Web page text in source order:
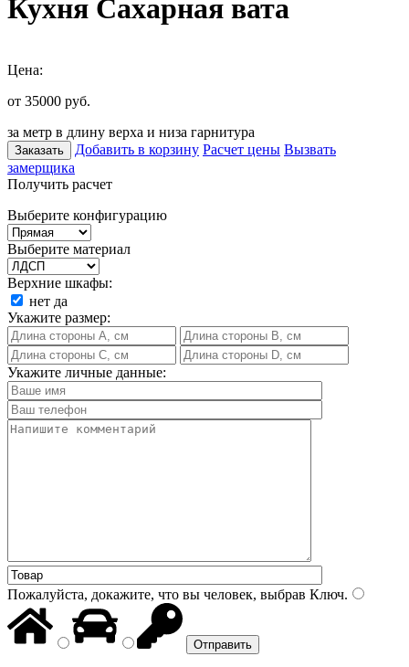
Кухня Сахарная вата
Цена:
от 35000 руб.
за метр в длину верха и низа гарнитура
Заказать Добавить в корзину Расчет цены Вызвать
замерщика
Получить расчет
Выберите конфигурацию
Выберите материал
Верхние шкафы:
нет да
Укажите размер:
Укажите личные данные:
Пожалуйста, докажите, что вы человек, выбрав Ключ.